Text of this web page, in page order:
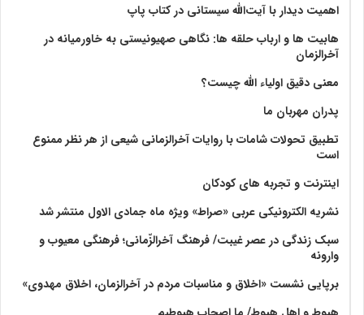
اهمیت دیدار با آیت‌الله سیستانی در کتاب پاپ
هابیت ها و ارباب حلقه ها: نگاهی صهیونیستی به خاورمیانه در
آخرالزمان
معنی دقیق اولیاء الله چیست؟
پدران مهربان ما
تطبیق تحولات شامات با روایات آخرالزمانی شیعی از هر نظر ممنوع
است
اینترنت و تجربه های کودکان
نشریه الکترونیکی عربی «صراط» ویژه ماه جمادی الاول منتشر شد
سبک زندگی در عصر غیبت/ فرهنگ آخرالزّمانی؛ فرهنگی معیوب و
وارونه
برپایی نشست «اخلاق و مناسبات مردم در آخرالزمان، اخلاق مهدوی»